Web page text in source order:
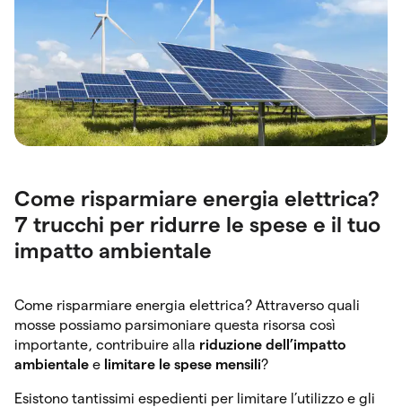
Come risparmiare energia elettrica?
7 trucchi per ridurre le spese e il tuo
impatto ambientale
Come risparmiare energia elettrica? Attraverso quali
mosse possiamo parsimoniare questa risorsa così
importante, contribuire alla riduzione dell’impatto
ambientale e limitare le spese mensili?
Esistono tantissimi espedienti per limitare l’utilizzo e gli